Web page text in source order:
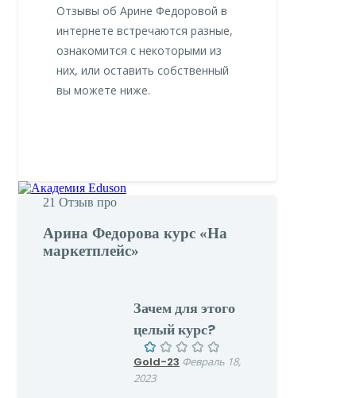
Отзывы об Арине Федоровой в
интернете встречаются разные,
ознакомится с некоторыми из
них, или оставить собственный
вы можете ниже.
21 Отзыв про
Арина Федорова курс «На
маркетплейс»
Зачем для этого
целый курс?
Gold-23 Февраль 18,
2023